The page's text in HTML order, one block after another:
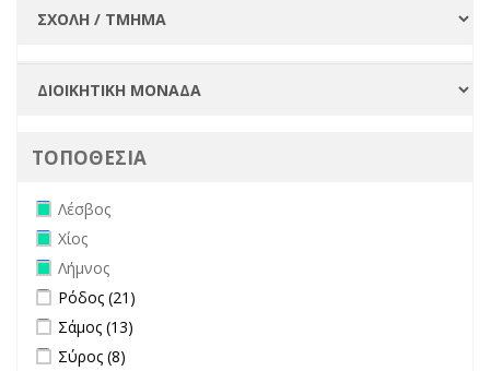
ΤΟΠΟΘΕΣΙΑ
Remove Λέσβος filter
Λέσβος
Remove Χίος filter
Χίος
Remove Λήμνος filter
Λήμνος
Apply Ρόδος filter
Ρόδος (21)
Apply Σάμος filter
Σάμος (13)
Apply Σύρος filter
Σύρος (8)